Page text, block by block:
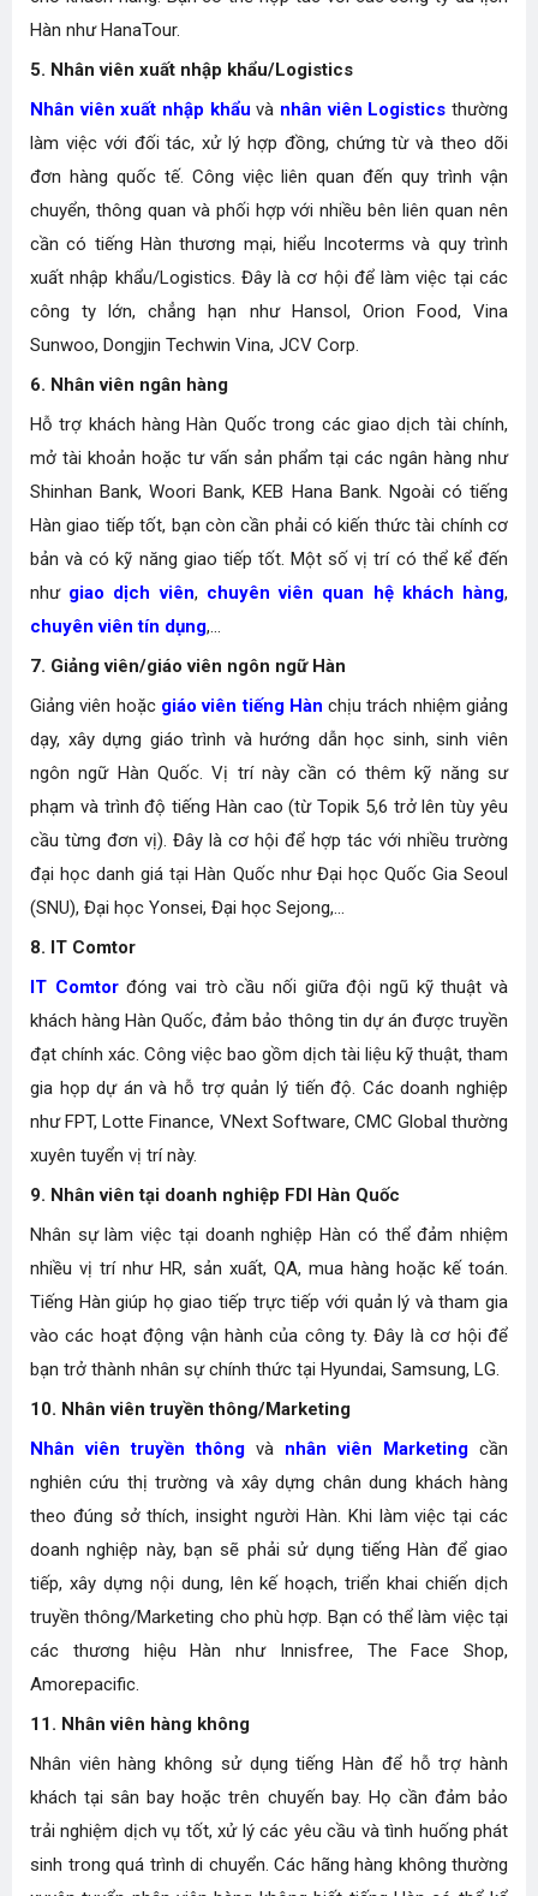
Hàn như HanaTour.
5. Nhân viên xuất nhập khẩu/Logistics
Nhân viên xuất nhập khẩu và nhân viên Logistics thường
làm việc với đối tác, xử lý hợp đồng, chứng từ và theo dõi
đơn hàng quốc tế. Công việc liên quan đến quy trình vận
chuyển, thông quan và phối hợp với nhiều bên liên quan nên
cần có tiếng Hàn thương mại, hiểu Incoterms và quy trình
xuất nhập khẩu/Logistics. Đây là cơ hội để làm việc tại các
công ty lớn, chẳng hạn như Hansol, Orion Food, Vina
Sunwoo, Dongjin Techwin Vina, JCV Corp.
6. Nhân viên ngân hàng
Hỗ trợ khách hàng Hàn Quốc trong các giao dịch tài chính,
mở tài khoản hoặc tư vấn sản phẩm tại các ngân hàng như
Shinhan Bank, Woori Bank, KEB Hana Bank. Ngoài có tiếng
Hàn giao tiếp tốt, bạn còn cần phải có kiến thức tài chính cơ
bản và có kỹ năng giao tiếp tốt. Một số vị trí có thể kể đến
như giao dịch viên, chuyên viên quan hệ khách hàng,
chuyên viên tín dụng,...
7. Giảng viên/giáo viên ngôn ngữ Hàn
Giảng viên hoặc giáo viên tiếng Hàn chịu trách nhiệm giảng
dạy, xây dựng giáo trình và hướng dẫn học sinh, sinh viên
ngôn ngữ Hàn Quốc. Vị trí này cần có thêm kỹ năng sư
phạm và trình độ tiếng Hàn cao (từ Topik 5,6 trở lên tùy yêu
cầu từng đơn vị). Đây là cơ hội để hợp tác với nhiều trường
đại học danh giá tại Hàn Quốc như Đại học Quốc Gia Seoul
(SNU), Đại học Yonsei, Đại học Sejong,...
8. IT Comtor
IT Comtorđóng vai trò cầu nối giữa đội ngũ kỹ thuật và
khách hàng Hàn Quốc, đảm bảo thông tin dự án được truyền
đạt chính xác. Công việc bao gồm dịch tài liệu kỹ thuật, tham
gia họp dự án và hỗ trợ quản lý tiến độ. Các doanh nghiệp
như FPT, Lotte Finance, VNext Software, CMC Global thường
xuyên tuyển vị trí này.
9. Nhân viên tại doanh nghiệp FDI Hàn Quốc
Nhân sự làm việc tại doanh nghiệp Hàn có thể đảm nhiệm
nhiều vị trí như HR, sản xuất, QA, mua hàng hoặc kế toán.
Tiếng Hàn giúp họ giao tiếp trực tiếp với quản lý và tham gia
vào các hoạt động vận hành của công ty. Đây là cơ hội để
bạn trở thành nhân sự chính thức tại Hyundai, Samsung, LG.
10. Nhân viên truyền thông/Marketing
Nhân viên truyền thông và nhân viên Marketing cần
nghiên cứu thị trường và xây dựng chân dung khách hàng
theo đúng sở thích, insight người Hàn. Khi làm việc tại các
doanh nghiệp này, bạn sẽ phải sử dụng tiếng Hàn để giao
tiếp, xây dựng nội dung, lên kế hoạch, triển khai chiến dịch
truyền thông/Marketing cho phù hợp. Bạn có thể làm việc tại
các thương hiệu Hàn như Innisfree, The Face Shop,
Amorepacific.
11. Nhân viên hàng không
Nhân viên hàng không sử dụng tiếng Hàn để hỗ trợ hành
khách tại sân bay hoặc trên chuyến bay. Họ cần đảm bảo
trải nghiệm dịch vụ tốt, xử lý các yêu cầu và tình huống phát
sinh trong quá trình di chuyển. Các hãng hàng không thường